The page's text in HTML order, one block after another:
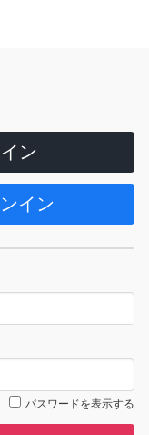
ン
イン
パスワードを表示する